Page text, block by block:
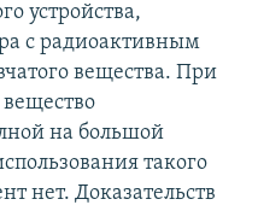
устройства,
с радиоактивным
вещества. При
на большой
такого
нет. Доказательств